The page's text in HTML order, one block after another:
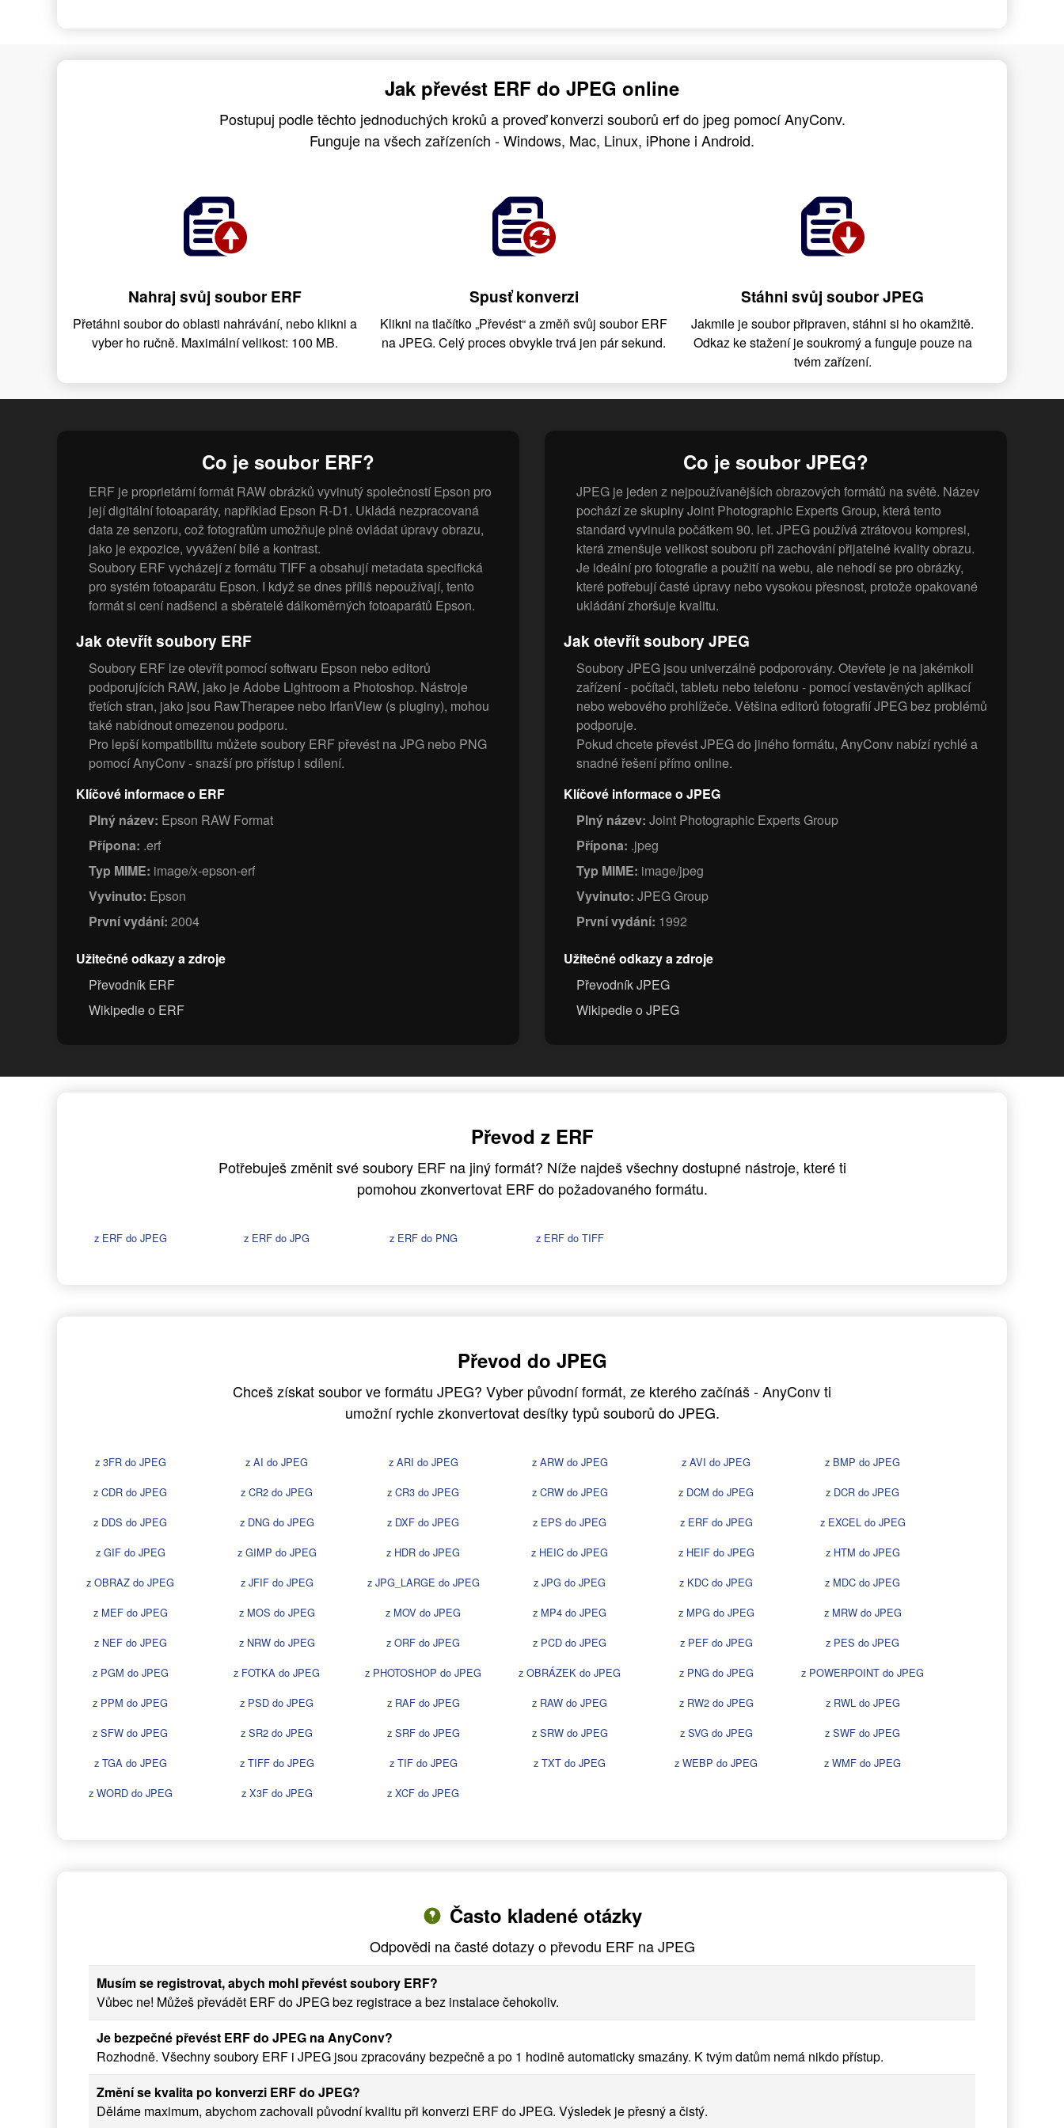
Jak převést ERF do JPEG online
Postupuj podle těchto jednoduchých kroků a proveď konverzi souborů erf do jpeg pomocí AnyConv.
Funguje na všech zařízeních - Windows, Mac, Linux, iPhone i Android.
Nahraj svůj soubor ERF
Přetáhni soubor do oblasti nahrávání, nebo klikni a
vyber ho ručně. Maximální velikost: 100 MB.
Spusť konverzi
Klikni na tlačítko „Převést“ a změň svůj soubor ERF
na JPEG. Celý proces obvykle trvá jen pár sekund.
Stáhni svůj soubor JPEG
Jakmile je soubor připraven, stáhni si ho okamžitě.
Odkaz ke stažení je soukromý a funguje pouze na
tvém zařízení.
Co je soubor ERF?
ERF je proprietární formát RAW obrázků vyvinutý společností Epson pro
její digitální fotoaparáty, například Epson R-D1. Ukládá nezpracovaná
data ze senzoru, což fotografům umožňuje plně ovládat úpravy obrazu,
jako je expozice, vyvážení bílé a kontrast.
Soubory ERF vycházejí z formátu TIFF a obsahují metadata specifická
pro systém fotoaparátu Epson. I když se dnes příliš nepoužívají, tento
formát si cení nadšenci a sběratelé dálkoměrných fotoaparátů Epson.
Jak otevřít soubory ERF
Soubory ERF lze otevřít pomocí softwaru Epson nebo editorů
podporujících RAW, jako je Adobe Lightroom a Photoshop. Nástroje
třetích stran, jako jsou RawTherapee nebo IrfanView (s pluginy), mohou
také nabídnout omezenou podporu.
Pro lepší kompatibilitu můžete soubory ERF převést na JPG nebo PNG
pomocí AnyConv - snazší pro přístup i sdílení.
Klíčové informace o ERF
Plný název: Epson RAW Format
Přípona: .erf
Typ MIME: image/x-epson-erf
Vyvinuto: Epson
První vydání: 2004
Užitečné odkazy a zdroje
Převodník ERF
Wikipedie o ERF
Co je soubor JPEG?
JPEG je jeden z nejpoužívanějších obrazových formátů na světě. Název
pochází ze skupiny Joint Photographic Experts Group, která tento
standard vyvinula počátkem 90. let. JPEG používá ztrátovou kompresi,
která zmenšuje velikost souboru při zachování přijatelné kvality obrazu.
Je ideální pro fotografie a použití na webu, ale nehodí se pro obrázky,
které potřebují časté úpravy nebo vysokou přesnost, protože opakované
ukládání zhoršuje kvalitu.
Jak otevřít soubory JPEG
Soubory JPEG jsou univerzálně podporovány. Otevřete je na jakémkoli
zařízení - počítači, tabletu nebo telefonu - pomocí vestavěných aplikací
nebo webového prohlížeče. Většina editorů fotografií JPEG bez problémů
podporuje.
Pokud chcete převést JPEG do jiného formátu, AnyConv nabízí rychlé a
snadné řešení přímo online.
Klíčové informace o JPEG
Plný název: Joint Photographic Experts Group
Přípona: .jpeg
Typ MIME: image/jpeg
Vyvinuto: JPEG Group
První vydání: 1992
Užitečné odkazy a zdroje
Převodník JPEG
Wikipedie o JPEG
Převod z ERF
Potřebuješ změnit své soubory ERF na jiný formát? Níže najdeš všechny dostupné nástroje, které ti
pomohou zkonvertovat ERF do požadovaného formátu.
z ERF do JPEG z ERF do JPG z ERF do PNG z ERF do TIFF
Převod do JPEG
Chceš získat soubor ve formátu JPEG? Vyber původní formát, ze kterého začínáš - AnyConv ti
umožní rychle zkonvertovat desítky typů souborů do JPEG.
z 3FR do JPEG z AI do JPEG z ARI do JPEG z ARW do JPEG z AVI do JPEG
z BMP do JPEG
z CDR do JPEG
z CR2 do JPEG z CR3 do JPEG z CRW do JPEG z DCM do JPEG
z DCR do JPEG
z DDS do JPEG
z DNG do JPEG z DXF do JPEG z EPS do JPEG z ERF do JPEG
z EXCEL do JPEG
z GIF do JPEG
z GIMP do JPEG z HDR do JPEG z HEIC do JPEG z HEIF do JPEG
z HTM do JPEG
z OBRAZ do JPEG
z JFIF do JPEG z JPG_LARGE do JPEG z JPG do JPEG z KDC do JPEG
z MDC do JPEG
z MEF do JPEG
z MOS do JPEG z MOV do JPEG z MP4 do JPEG z MPG do JPEG
z MRW do JPEG
z NEF do JPEG
z NRW do JPEG z ORF do JPEG z PCD do JPEG z PEF do JPEG
z PES do JPEG
z PGM do JPEG
z FOTKA do JPEG z PHOTOSHOP do JPEG z OBRÁZEK do JPEG z PNG do JPEG
z POWERPOINT do JPEG
z PPM do JPEG
z PSD do JPEG z RAF do JPEG z RAW do JPEG z RW2 do JPEG
z RWL do JPEG
z SFW do JPEG
z SR2 do JPEG z SRF do JPEG z SRW do JPEG z SVG do JPEG
z SWF do JPEG
z TGA do JPEG
z TIFF do JPEG z TIF do JPEG z TXT do JPEG z WEBP do JPEG
z WMF do JPEG
z WORD do JPEG
z X3F do JPEG z XCF do JPEG
Často kladené otázky
Odpovědi na časté dotazy o převodu ERF na JPEG
Musím se registrovat, abych mohl převést soubory ERF?
Vůbec ne! Můžeš převádět ERF do JPEG bez registrace a bez instalace čehokoliv.
Je bezpečné převést ERF do JPEG na AnyConv?
Rozhodně. Všechny soubory ERF i JPEG jsou zpracovány bezpečně a po 1 hodině automaticky smazány. K tvým datům nemá nikdo přístup.
Změní se kvalita po konverzi ERF do JPEG?
Děláme maximum, abychom zachovali původní kvalitu při konverzi ERF do JPEG. Výsledek je přesný a čistý.